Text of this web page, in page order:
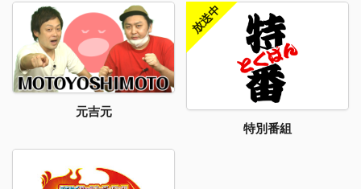
元吉元
特別番組